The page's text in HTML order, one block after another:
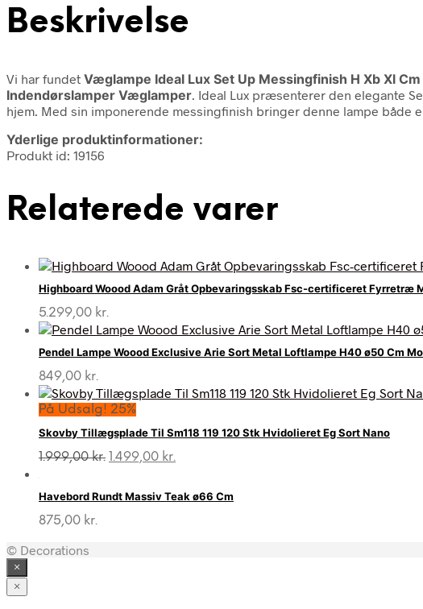
Beskrivelse
Vi har fundet Væglampe Ideal Lux Set Up Messingfinish H Xb Xl
Indendørslamper Væglamper . Ideal Lux præsenterer den elegante
hjem. Med sin imponerende messingfinish bringer denne lampe både
Yderlige produktinformationer:
Produkt id: 19156
Relaterede varer
Highboard Woood Adam Gråt Opbevaringsskab Fsc-certificeret Fyrretræ
5.299,00 kr.
Pendel Lampe Woood Exclusive Arie Sort Metal Loftlampe H40 ø50 Cm
849,00 kr.
På Udsalg! 25%
Skovby Tillægsplade Til Sm118 119 120 Stk Hvidolieret Eg Sort Nano
1.999,00kr. Den
var:
1.499,00 kr.
er:
Havebord Rundt Massiv Teak ø66 Cm
875,00 kr.
© Decorations
×
×